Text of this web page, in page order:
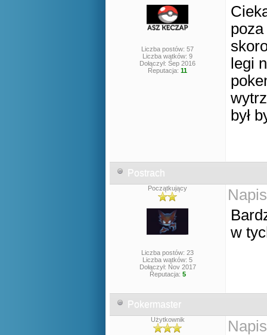
Liczba postów: 57
Liczba wątków: 9
Dołączył: Sep 2016
Reputacja: 11
legi
był
Postrach
Początkujący
Liczba postów: 23
Liczba wątków: 5
Dołączył: Nov 2017
Reputacja: 5
w
Pokermaster
Użytkownik